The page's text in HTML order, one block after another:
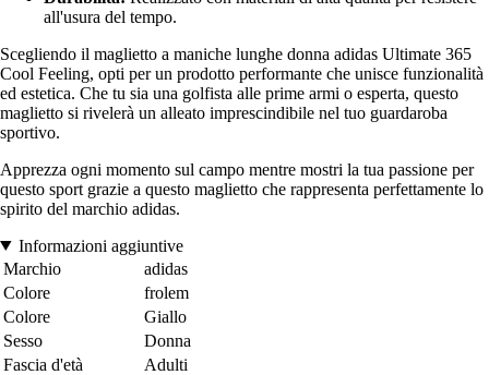
all'usura del tempo.
Scegliendo il maglietto a maniche lunghe donna adidas Ultimate 365
Cool Feeling, opti per un prodotto performante che unisce funzionalità
ed estetica. Che tu sia una golfista alle prime armi o esperta, questo
maglietto si rivelerà un alleato imprescindibile nel tuo guardaroba
sportivo.
Apprezza ogni momento sul campo mentre mostri la tua passione per
questo sport grazie a questo maglietto che rappresenta perfettamente lo
spirito del marchio adidas.
Informazioni aggiuntive
Marchio
adidas
Colore
frolem
Colore
Giallo
Sesso
Donna
Fascia d'età
Adulti